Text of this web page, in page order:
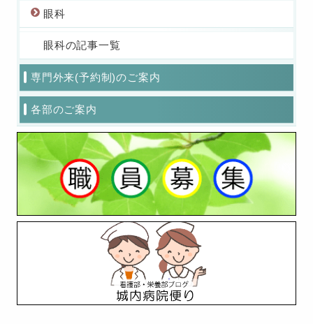
眼科
眼科の記事一覧
専門外来(予約制)のご案内
各部のご案内